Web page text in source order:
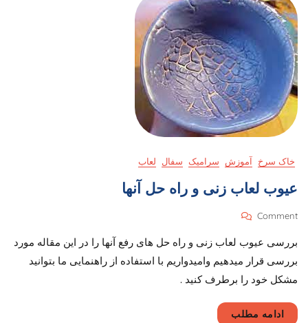
خاک سرخ آموزش سرامیک سفال لعاب
عیوب لعاب زنی و راه حل آنها
Comment
On
لعاب
راه
آنها
بررسی عیوب لعاب زنی و راه حل های رفع آنها را در این مقاله مورد
بررسی قرار میدهیم وامیدواریم با استفاده از راهنمایی ما بتوانید
مشکل خود را برطرف کنید . ​
ادامه مطلب